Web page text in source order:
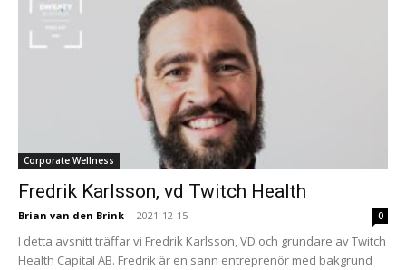
Corporate Wellness
Fredrik Karlsson, vd Twitch Health
Brian van den Brink - 2021-12-15 0
I detta avsnitt träffar vi Fredrik Karlsson, VD och grundare av Twitch
Health Capital AB. Fredrik är en sann entreprenör med bakgrund